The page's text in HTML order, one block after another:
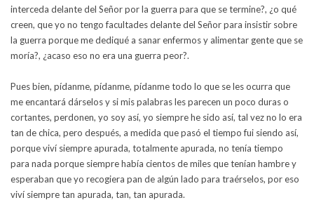
interceda delante del Señor por la guerra para que se termine?, ¿o qué
creen, que yo no tengo facultades delante del Señor para insistir sobre
la guerra porque me dediqué a sanar enfermos y alimentar gente que se
moría?, ¿acaso eso no era una guerra peor?.
Pues bien, pídanme, pídanme, pídanme todo lo que se les ocurra que
me encantará dárselos y si mis palabras les parecen un poco duras o
cortantes, perdonen, yo soy así, yo siempre he sido así, tal vez no lo era
tan de chica, pero después, a medida que pasó el tiempo fui siendo así,
porque viví siempre apurada, totalmente apurada, no tenía tiempo
para nada porque siempre había cientos de miles que tenían hambre y
esperaban que yo recogiera pan de algún lado para traérselos, por eso
viví siempre tan apurada, tan, tan apurada.